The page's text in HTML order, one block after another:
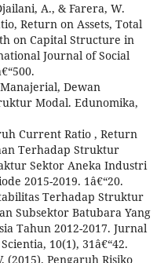
A., & Farera, W.
Return on Assets, Total
on Capital Structure in
Journal of Social
Dewan
Modal. Edunomika,
Current Ratio , Return
Terhadap Struktur
Sektor Aneka Industri
2015-2019. 1â€“20.
Terhadap Struktur
Subsektor Batubara Yang
Tahun 2012-2017. Jurnal
10(1), 31â€“42.
(2015). Pengaruh Risiko